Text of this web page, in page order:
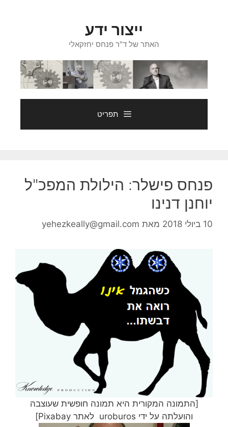
ייצור ידע
האתר של ד"ר פנחס יחזקאלי
תפריט
פנחס פישלר: הילולת המפכ"ל
יוחנן דנינו
10 ביולי 2018 מאת yehezkeally@gmail.com
[התמונה המקורית היא תמונה חופשית שעוצבה
והועלתה על ידי uroburos לאתר Pixabay]